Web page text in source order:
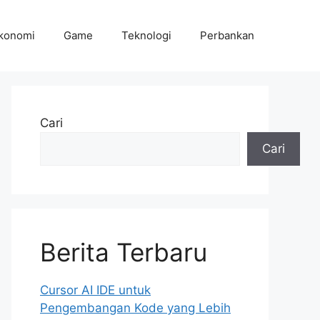
Game Teknologi Perbankan
Cari
Cari
Berita Terbaru
Cursor AI IDE untuk
Pengembangan Kode yang Lebih